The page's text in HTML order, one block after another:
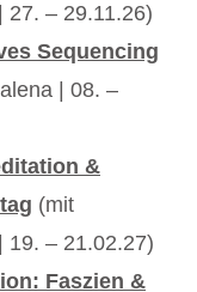
27. – 29.11.26)
Sequencing
| 08. –
&
(mit
19. – 21.02.27)
Faszien &